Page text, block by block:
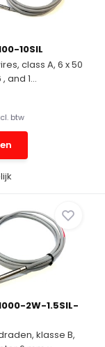
10SIL
class A, 6 x 50
and 1...
btw
2W-1.5SIL-
klasse B,